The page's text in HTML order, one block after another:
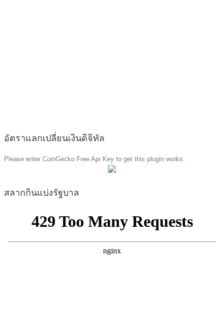
อัตราแลกเปลี่ยนเงินดิจิทัล
Please enter CoinGecko Free Api Key to get this plugin works.
สลากกินแบ่งรัฐบาล